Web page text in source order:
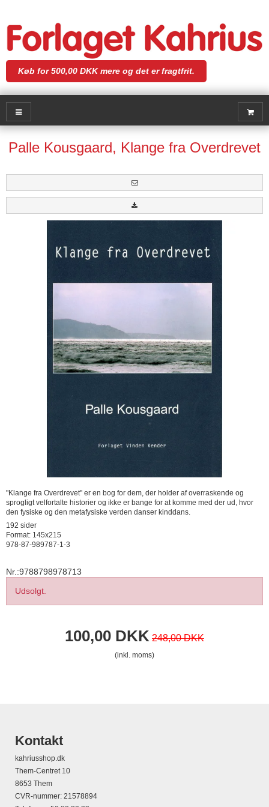
Køb for 500,00 DKK mere og det er fragtfrit.
Palle Kousgaard, Klange fra Overdrevet
"Klange fra Overdrevet" er en bog for dem, der holder af overraskende og
sprogligt velfortalte historier og ikke er bange for at komme med der ud, hvor
den fysiske og den metafysiske verden danser kinddans.
192 sider
Format: 145x215
978-87-989787-1-3
Nr.:9788798978713
Udsolgt.
100,00 DKK 248,00 DKK
(inkl. moms)
Kontakt
kahriusshop.dk
Them-Centret 10
8653 Them
CVR-nummer: 21578894